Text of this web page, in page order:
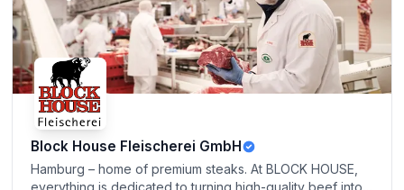
Block House Fleischerei GmbH
Hamburg – home of premium steaks. At BLOCK HOUSE,
everything is dedicated to turning high-quality beef into